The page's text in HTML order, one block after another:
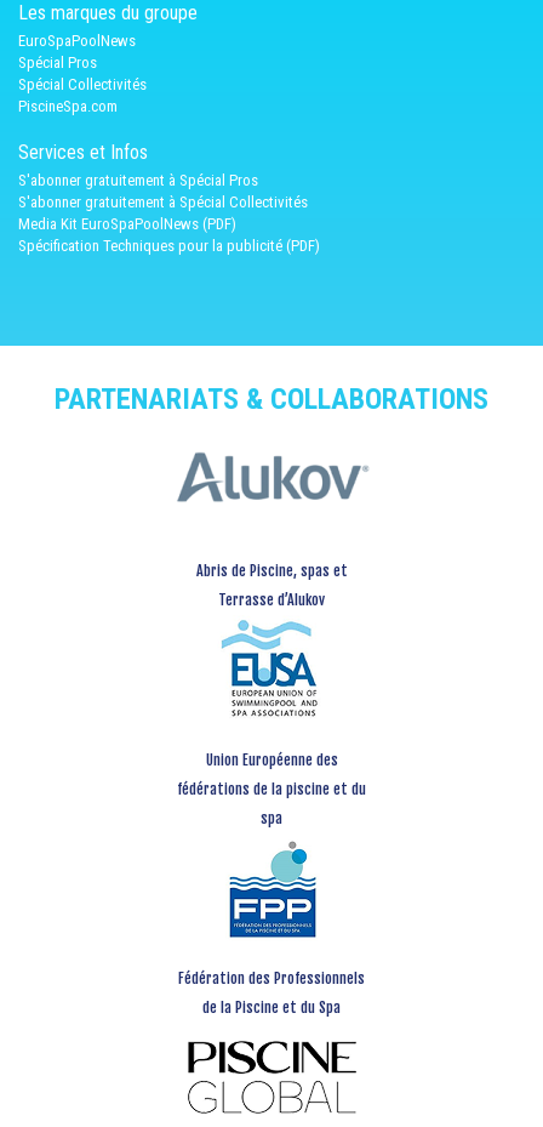
Les marques du groupe
EuroSpaPoolNews
Spécial Pros
Spécial Collectivités
PiscineSpa.com
Services et Infos
S'abonner gratuitement à Spécial Pros
S'abonner gratuitement à Spécial Collectivités
Media Kit EuroSpaPoolNews (PDF)
Spécification Techniques pour la publicité (PDF)
PARTENARIATS & COLLABORATIONS
Abris de Piscine, spas et
Terrasse d’Alukov
Union Européenne des
fédérations de la piscine et du
spa
Fédération des Professionnels
de la Piscine et du Spa